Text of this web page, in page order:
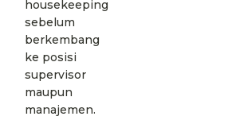
housekeeping
sebelum
berkembang
ke posisi
supervisor
maupun
manajemen.